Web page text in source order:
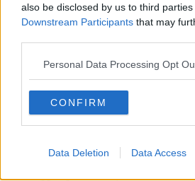
also be disclosed by us to third
Downstream Participants that may
Personal Data Processing Opt
CONFIRM
Data Deletion Data Access
Sul sitotrasportoferroviariotoscano.it
relativi orari di apertura al pubblico.
di Tft è possibile accedere alla
consente il pagamento tramite carta di
Dalla metà di settembre gli utenti
acquistare il biglietto corsa semplice
service, senza maggiorazione. Questo